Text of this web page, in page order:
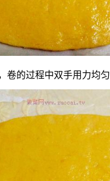
卷的过程中双手用力均匀